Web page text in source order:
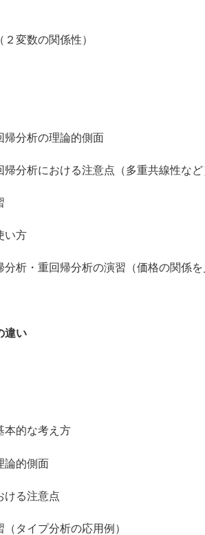
変数の関係性）
分析の理論的側面
析における注意点（多重共線性など
方
重回帰分析の演習（価格の関係を
違い
的な考え方
的側面
る注意点
タイプ分析の応用例）